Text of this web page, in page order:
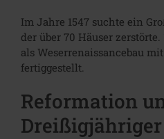
Im Jahre 1547 suchte ein
der über 70 Häuser
als Weserrenaissancebau
fertiggestellt.
Reformation